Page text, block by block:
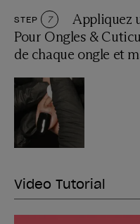
STEP 7
Appliquez
Pour Ongles &
de chaque ongle et
Video Tutorial